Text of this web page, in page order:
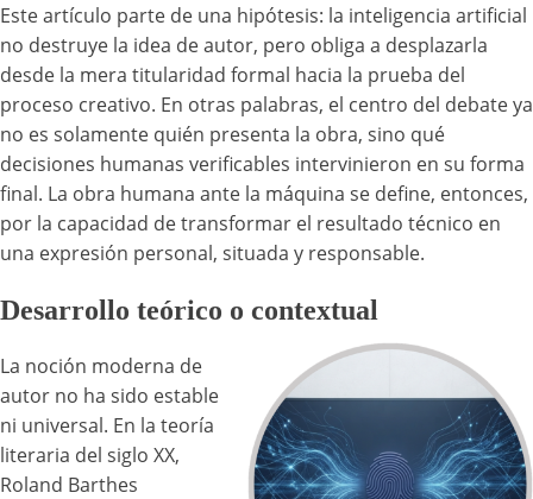
Este artículo parte de una hipótesis: la inteligencia artificial
no destruye la idea de autor, pero obliga a desplazarla
desde la mera titularidad formal hacia la prueba del
proceso creativo. En otras palabras, el centro del debate ya
no es solamente quién presenta la obra, sino qué
decisiones humanas verificables intervinieron en su forma
final. La obra humana ante la máquina se define, entonces,
por la capacidad de transformar el resultado técnico en
una expresión personal, situada y responsable.
Desarrollo teórico o contextual
La noción moderna de
autor no ha sido estable
ni universal. En la teoría
literaria del siglo XX,
Roland Barthes